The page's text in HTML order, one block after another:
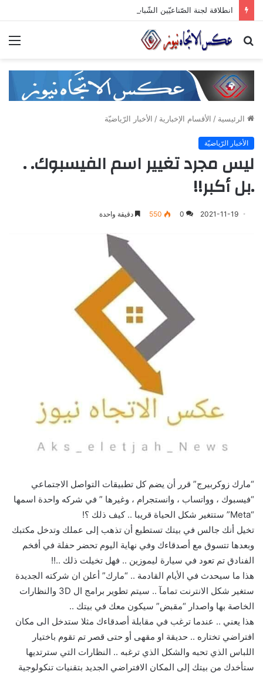
بحث
الرئيسية / الأقسام الإخبارية / الأخبار الرّياضيّة
الأخبار الرّياضيّة
ليس مجرد تغيير اسم الفيسبوك. .
.بل أكبر!!
2021-11-19
0
550 دقيقة واحدة
“مارك زوكربيرج” قرر أن يضم كل تطبيقات التواصل الاجتماعي
“فيسبوك ، وواتساب ، وانستجرام ، وغيرها ” في شركه واحدة اسمها
“Meta” ستتغير شكل الحياة قريبا .. كيف ذلك ؟!
تخيل أنك جالس في بيتك تستطيع أن تذهب إلى عملك وتدخل مكتبك
وبعدها تتسوق مع أصدقاءك وفي نهاية اليوم تحضر حفلة في أفخم
الفنادق تم تعود في سيارة ليموزين .. فهل تخيلت ذلك ..!!
هذا ما سيحدث في الأيام القادمة .. “مارك” أعلن ان شركته الجديدة
ستغير شكل الانترنت تمامآ .. سيتم تطوير برامج ال 3D والنظارات
الخاصة بها واصدار “مقبض” سيكون معك في بيتك ..
هذا يعني .. عندما ترغب في مقابلة أصدقاءك مثلا ستدخل الى مكان
افتراضي تختاره .. حديقة او مقهى أو حتى قصر تم تقوم باختيار
اللباس الذي تحبه والشكل الذي ترغبه .. النظارات التي سترتديها
ستأخدك من بيتك إلى المكان الافتراضي الجديد بتقنيات تنكولوجية